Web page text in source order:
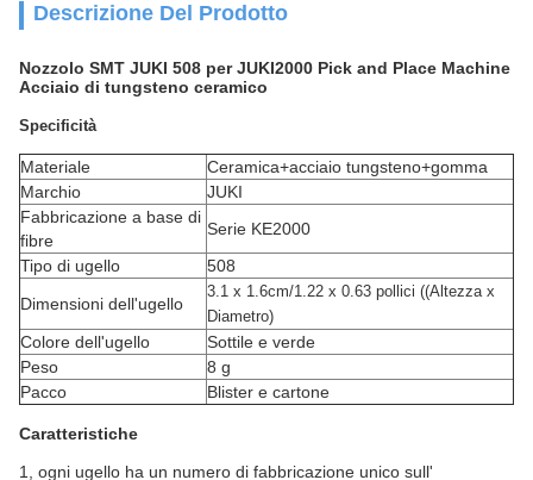
Descrizione Del Prodotto
Nozzolo SMT JUKI 508 per JUKI2000 Pick and Place Machine
Acciaio di tungsteno ceramico
Specificità
Materiale
Ceramica+acciaio tungsteno+gomma
Marchio
JUKI
Fabbricazione a base di
fibre
Serie KE2000
Tipo di ugello
508
Dimensioni dell'ugello
3.1 x 1.6cm/1.22 x 0.63 pollici ((Altezza x
Diametro)
Colore dell'ugello
Sottile e verde
Peso
8 g
Pacco
Blister e cartone
Caratteristiche
1, ogni ugello ha un numero di fabbricazione unico sull'